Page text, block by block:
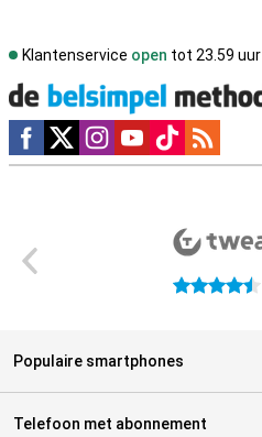
Klantenservice open tot 23.59 uur
Social media
4.5 sterren
Populaire smartphones
Telefoon met abonnement